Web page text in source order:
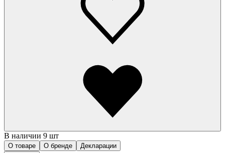
В наличии 9 шт
О товаре О бренде
Декларации